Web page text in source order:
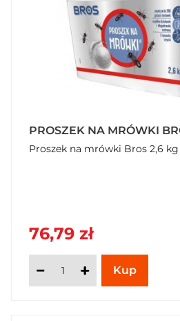
PROSZEK NA MRÓWKI
Proszek na mrówki Bros 2,6 kg
76,79 zł